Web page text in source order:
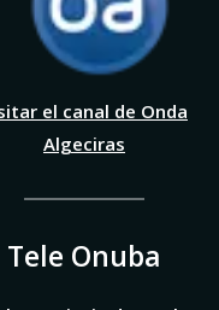
el canal de Onda
Algeciras
Tele Onuba